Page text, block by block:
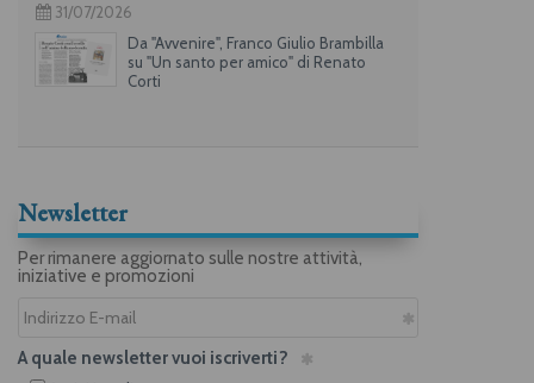
31/07/2026
Da "Avvenire", Franco Giulio Brambilla
su "Un santo per amico" di Renato
Corti
Newsletter
Per rimanere aggiornato sulle nostre attività,
iniziative e promozioni
A quale newsletter vuoi iscriverti?